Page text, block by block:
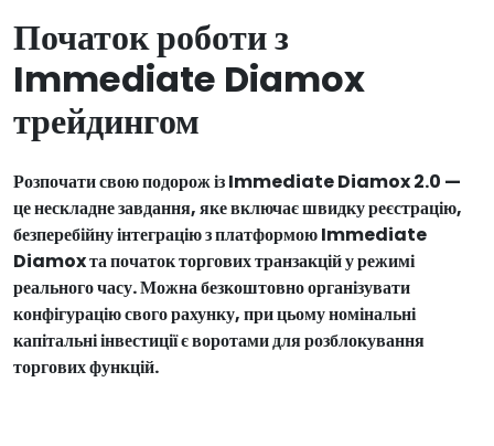
Початок роботи з
Immediate Diamox
трейдингом
Розпочати свою подорож із Immediate Diamox 2.0 —
це нескладне завдання, яке включає швидку реєстрацію,
безперебійну інтеграцію з платформою Immediate
Diamox та початок торгових транзакцій у режимі
реального часу. Можна безкоштовно організувати
конфігурацію свого рахунку, при цьому номінальні
капітальні інвестиції є воротами для розблокування
торгових функцій.